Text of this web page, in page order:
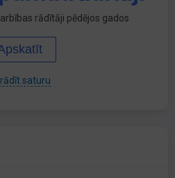
rādītāji pēdējos gados
saturu